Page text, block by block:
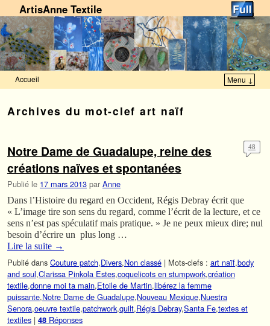
ArtisAnne Textile
Accueil Menu ↓
Archives du mot-clef art naïf
Notre Dame de Guadalupe, reine des
créations naïves et spontanées
Publié le 17 mars 2013 par Anne
48
Dans l’Histoire du regard en Occident, Régis Debray écrit que
« L’image tire son sens du regard, comme l’écrit de la lecture, et ce
sens n’est pas spéculatif mais pratique. » Je ne peux mieux dire; nul
besoin d’écrire un plus long …
Lire la suite →
Publié dans Couture patch,Divers,Non classé | Mots-clefs : art naïf,body
and soul,Clarissa Pinkola Estes,coquelicots en stumpwork,création
textile,donne moi ta main,Etoile de Martin,libérez la femme
puissante,Notre Dame de Guadalupe,Nouveau Mexique,Nuestra
Senora,oeuvre textile,patchwork,quilt,Régis Debray,Santa Fe,textes et
textiles | 48 Réponses